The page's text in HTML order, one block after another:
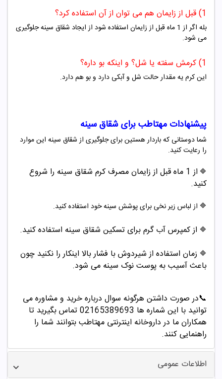
1) قبل از زایمان هم می توان از آن استفاده کرد؟
بله اگر از 1 ماه قبل از زایمان استفاده شود از ایجاد شقاق سینه جلوگیری
می شود.
1) کرمش سفته یا شل؟ و اینکه بو داره؟
این کرم یه مقدار حالت شل و آبکی دارد و بو هم دارد.
پیشنهادات مهتاطب برای شقاق سینه
شما دوستانی که باردار هستین برای جلوگیری از شقاق سینه این موارد
را رعایت کنید.
🔷
از 1 ماه قبل از زایمان مصرف کرم شقاق سینه را شروع
کنید.
🔷 از لباس زیر نخی برای پوشش سینه خود استفاده کنید.
🔷 از کمپرس آب گرم برای تسکین شقاق سینه استفاده کنید.
🔷 زمان استفاده از شیردوش با فشار بالا اینکار را نکنید چون
باعث آسیب به پوست نوک سینه می شود.
📞در صورت داشتن هرگونه سوال درباره خرید و مشاوره می
توانید با این شماره ها 02165389693
تماس بگیرید تا
همکاران ما در داروخانه اینترنتی مهتاطب بتوانند شما را
راهنمایی کنند.
اطلاعات عمومی